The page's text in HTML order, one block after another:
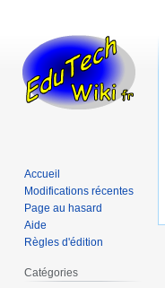
Accueil
Modifications récentes
Page au hasard
Aide
Règles d'édition
Catégories